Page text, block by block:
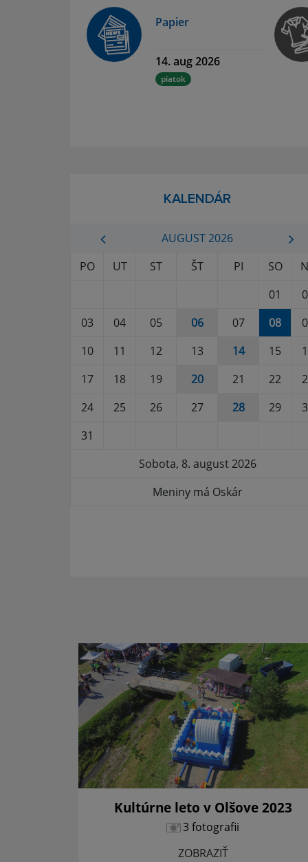
Papier
14. aug 2026
piatok
KALENDÁR
AUGUST 2026
PO
UT ST ŠT PI SO
01
03
04 05 06 07 08
10
11 12 13 14 15
17
18 19 20 21 22
24
25 26 27 28 29
31
Sobota, 8. august 2026
Meniny má Oskár
Kultúrne leto v Olšove 2023
3 fotografii
ZOBRAZIŤ